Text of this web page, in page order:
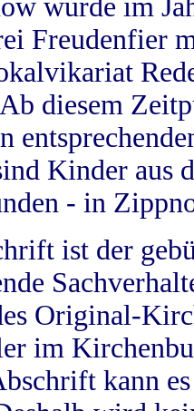
wurde im
Freudenfier
diesem
Kinder aus
- in
ist der
Original-
im
kann